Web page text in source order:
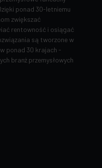
ponad 30-letniemu
zwiększać
rentowność i osiągać
są tworzone w
ponad 30 krajach -
branż przemysłowych